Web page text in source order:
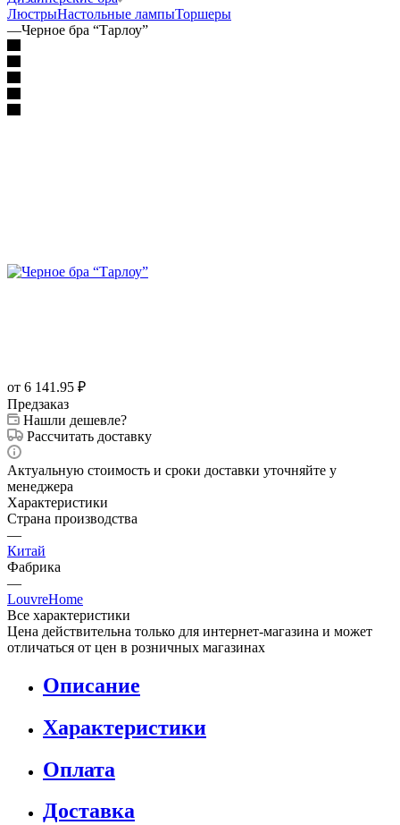
ЛюстрыНастольные лампыТоршеры
—Черное бра “Тарлоу”
от 6 141.95 ₽
Предзаказ
Нашли дешевле?
Рассчитать доставку
Актуальную стоимость и сроки доставки уточняйте у
менеджера
Характеристики
Страна производства
—
Китай
Фабрика
—
LouvreHome
Все характеристики
Цена действительна только для интернет-магазина и может
отличаться от цен в розничных магазинах
Описание
Характеристики
Оплата
Доставка